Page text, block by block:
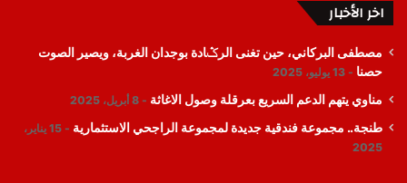
اخر الأخبار
مصطفى البركاني، حين تغنى الرݣادة بوجدان الغربة، ويصير الصوت
حصنا
13 يوليو، 2025
مناوي يتهم الدعم السريع بعرقلة وصول الاغاثة 8 أبريل، 2025
طنجة.. مجموعة فندقية جديدة لمجموعة الراجحي الاستثمارية
15 يناير،
2025